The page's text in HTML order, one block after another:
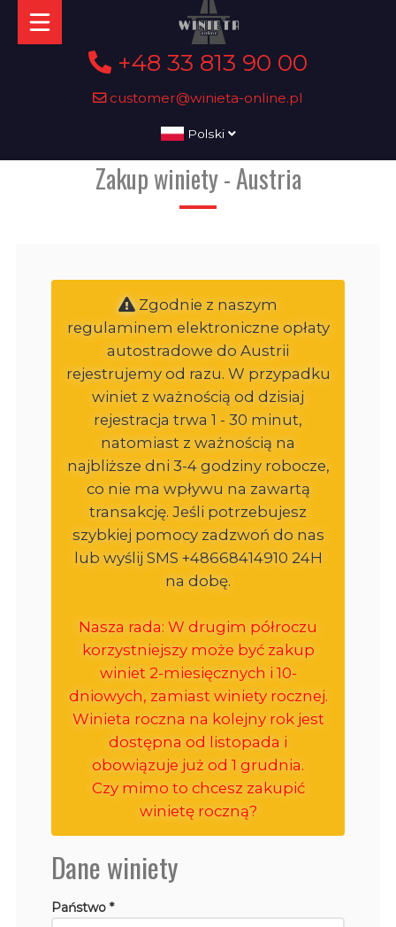
+48 33 813 90 00
customer@winieta-online.pl
Polski
Zakup winiety - Austria
Zgodnie z naszym
regulaminem elektroniczne opłaty
autostradowe do Austrii
rejestrujemy od razu. W przypadku
winiet z ważnością od dzisiaj
rejestracja trwa 1 - 30 minut,
natomiast z ważnością na
najbliższe dni 3-4 godziny robocze,
co nie ma wpływu na zawartą
transakcję. Jeśli potrzebujesz
szybkiej pomocy zadzwoń do nas
lub wyślij SMS +48668414910 24H
na dobę.
Nasza rada: W drugim półroczu
korzystniejszy może być zakup
winiet 2-miesięcznych i 10-
dniowych, zamiast winiety rocznej.
Winieta roczna na kolejny rok jest
dostępna od listopada i
obowiązuje już od 1 grudnia.
Czy mimo to chcesz zakupić
winietę roczną?
Dane winiety
Państwo *